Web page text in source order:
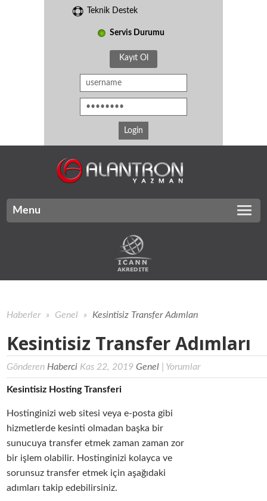
Teknik Destek
Servis Durumu
Kayıt Ol
Menu
Haberler » Genel » Kesintisiz Transfer Adımları
Kesintisiz Transfer Adımları
Gönderen Haberci Kas 22, 2019Genel Yorumlar
Kesintisiz Hosting Transferi
Hostinginizi web sitesi veya e-posta gibi
hizmetlerde kesinti olmadan başka bir
sunucuya transfer etmek zaman zaman zor
bir işlem olabilir. Hostinginizi kolayca ve
sorunsuz transfer etmek için aşağıdaki
adımları takip edebilirsiniz.